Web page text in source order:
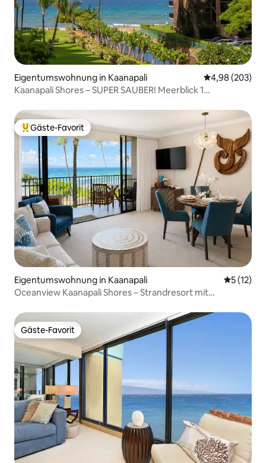
Eigentumswohnung in Kaanapali
4,98 (203)
Kaanapali Shores – SUPER SAUBER! Meerblick 1
Beliebter Gäste-Favorit.
Gäste-Favorit
Eigentumswohnung in Kaanapali
5 (12)
Oceanview Kaanapali Shores – Strandresort mit
Gäste-Favorit
Gäste-Favorit